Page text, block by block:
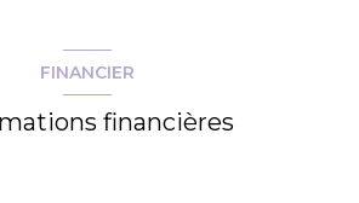
FINANCIER
financières